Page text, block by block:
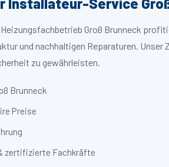
Groß Brunneck
und nachhaltigen Reparaturen. Unser
zu gewährleisten.
Brunneck
Preise
zertifizierte Fachkräfte